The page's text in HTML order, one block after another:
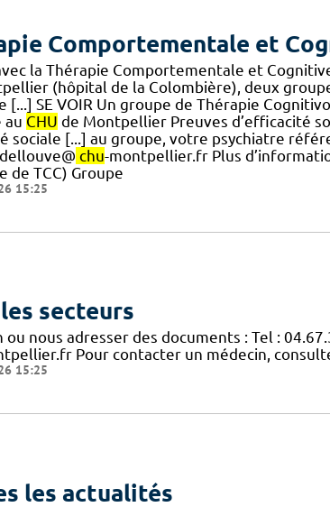
Comportementale et
la Thérapie Comportementale et
(hôpital de la Colombière), deux
[...] SE VOIR Un groupe de Thérapie
au CHU de Montpellier Preuves d’efficacité
sociale [...] au groupe, votre psychiatre
chu-montpellier.fr Plus
de TCC) Groupe
15:25
secteurs
ou nous adresser des documents : Tel :
Pour contacter un médecin,
15:25
les actualités